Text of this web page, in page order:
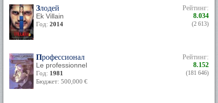
Злодей
Ek Villain
Год: 2014
Рейтинг:
8.034
(2 613)
Профессионал
Le professionnel
Год: 1981
Бюджет: 500,000 €
Рейтинг:
8.152
(181 646)